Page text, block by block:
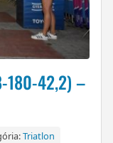
180-42,2) –
Triatlon